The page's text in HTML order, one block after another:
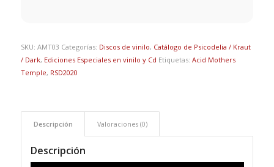
SKU: AMT03 Categorías: Discos de vinilo, Catálogo de Psicodelia / Kraut
/ Dark, Ediciones Especiales en vinilo y Cd Etiquetas: Acid Mothers
Temple, RSD2020
Descripción Valoraciones (0)
Descripción